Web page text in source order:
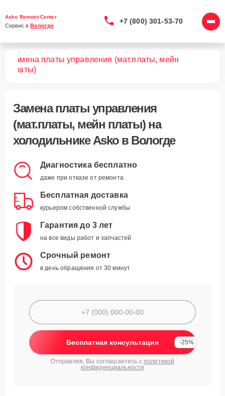
Asko Remont Center
Сервис в Вологде
+7 (800) 301-53-70
Замена платы управления (мат.платы, мейн
платы)
Замена платы управления
(мат.платы, мейн платы)на
холодильнике Asko в Вологде
Диагностика бесплатно
даже при отказе от ремонта
Бесплатная доставка
курьером собственной службы
Гарантия до 3 лет
на все виды работ и запчастей
Срочный ремонт
в день обращения от 30 минут
Бесплатная консультация -25%
Отправляя, Вы соглашаетесь с политикой
конфиденциальности